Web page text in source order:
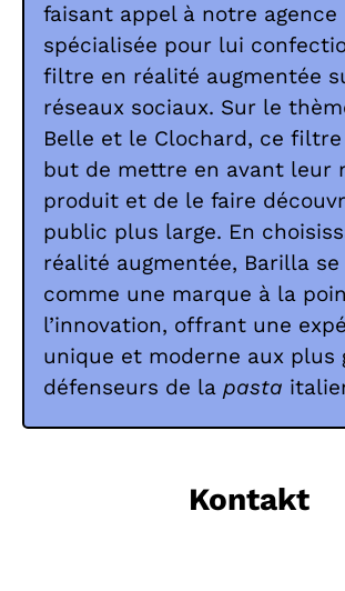
faisant appel à notre agence
spécialisée pour lui
filtre en réalité augmentée
réseaux sociaux. Sur le
Belle et le Clochard, ce
but de mettre en avant leur
produit et de le faire
public plus large. En
réalité augmentée, Barilla
comme une marque à la
l’innovation, offrant une
unique et moderne aux plus
défenseurs de la pasta
Kontakt